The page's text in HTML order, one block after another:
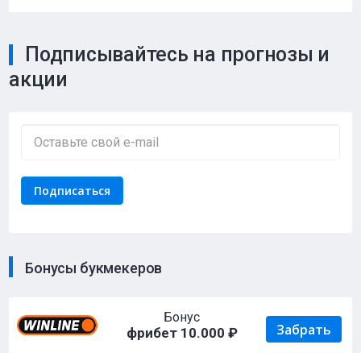
Бонусы букмекеров
Бонус
фрибет 10.000 ₽ Забрать
Подписывайтесь на прогнозы и
акции